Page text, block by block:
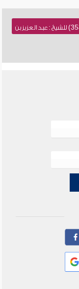
نسخة نصية للطباعة , فتاوى نور على الدرب (353) للشيخ : عبد العزيز بن